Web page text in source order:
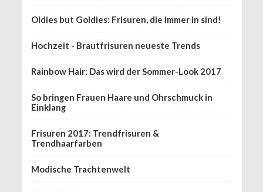
Oldies but Goldies: Frisuren, die immer in sind!
Hochzeit - Brautfrisuren neueste Trends
Rainbow Hair: Das wird der Sommer-Look 2017
So bringen Frauen Haare und Ohrschmuck in
Einklang
Frisuren 2017: Trendfrisuren &
Trendhaarfarben
Modische Trachtenwelt